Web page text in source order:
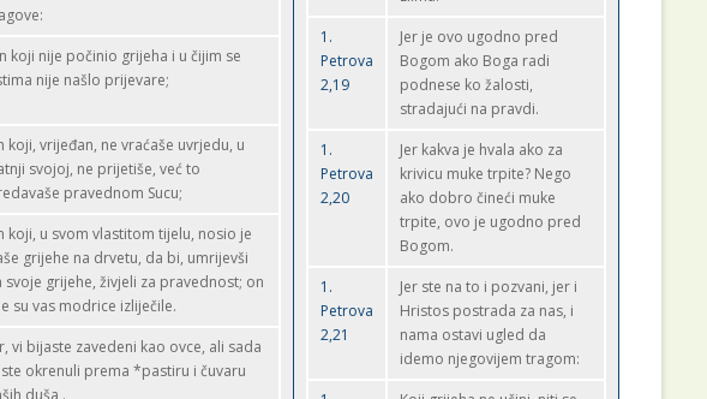
koji nije počinio grijeha i u čijim se
nije našlo prijevare;
koji, vrijeđan, ne vraćaše uvrjedu, u
svojoj, ne prijetiše, već to
pravednom Sucu;
koji, u svom vlastitom tijelu, nosio je
grijehe na drvetu, da bi, umrijevši
svoje grijehe, živjeli za pravednost; on
su vas modrice izliječile.
vi bijaste zavedeni kao ovce, ali sada
okrenuli prema *pastiru i čuvaru
duša .
1.
Petrova
2,19
Jer je ovo ugodno pred
Bogom ako Boga radi
podnese ko žalosti,
stradajući na pravdi.
1.
Petrova
2,20
Jer kakva je hvala ako za
krivicu muke trpite? Nego
ako dobro čineći muke
trpite, ovo je ugodno pred
Bogom.
1.
Petrova
2,21
Jer ste na to i pozvani, jer i
Hristos postrada za nas, i
nama ostavi ugled da
idemo njegovijem tragom: